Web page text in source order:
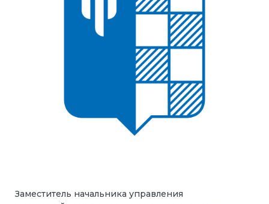
Заместитель начальника управления